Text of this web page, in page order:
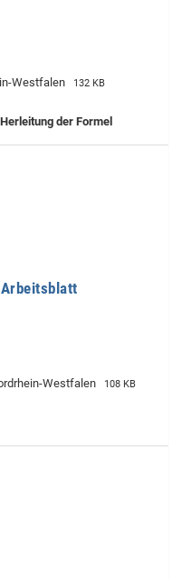
Westfalen 132 KB
der Formel
Westfalen 108 KB